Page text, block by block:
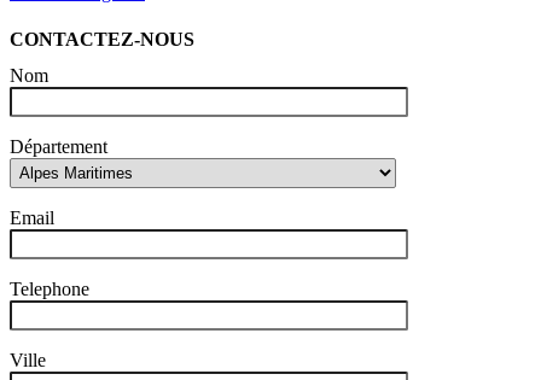
CONTACTEZ-NOUS
Nom
Département
Email
Telephone
Ville